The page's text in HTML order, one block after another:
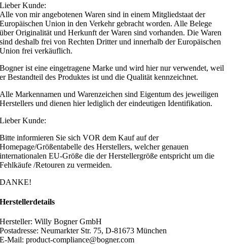
Lieber Kunde:
Alle von mir angebotenen Waren sind in einem Mitgliedstaat der
Europäischen Union in den Verkehr gebracht worden. Alle Belege
über Originalität und Herkunft der Waren sind vorhanden. Die Waren
sind deshalb frei von Rechten Dritter und innerhalb der Europäischen
Union frei verkäuflich.
Bogner ist eine eingetragene Marke und wird hier nur verwendet, weil
er Bestandteil des Produktes ist und die Qualität kennzeichnet.
Alle Markennamen und Warenzeichen sind Eigentum des jeweiligen
Herstellers und dienen hier lediglich der eindeutigen Identifikation.
Lieber Kunde:
Bitte informieren Sie sich VOR dem Kauf auf der
Homepage/Größentabelle des Herstellers, welcher genauen
internationalen EU-Größe die der Herstellergröße entspricht um die
Fehlkäufe /Retouren zu vermeiden.
DANKE!
Herstellerdetails
Hersteller: Willy Bogner GmbH
Postadresse: Neumarkter Str. 75, D-81673 München
E-Mail: product-compliance@bogner.com